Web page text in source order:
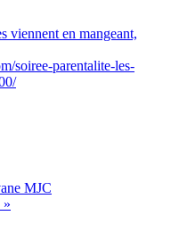
viennent en mangeant,
soiree-parentalite-les-
MJC
»